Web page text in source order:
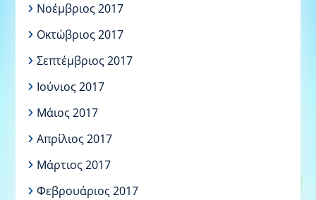
Νοέμβριος 2017
Οκτώβριος 2017
Σεπτέμβριος 2017
Ιούνιος 2017
Μάιος 2017
Απρίλιος 2017
Μάρτιος 2017
Φεβρουάριος 2017